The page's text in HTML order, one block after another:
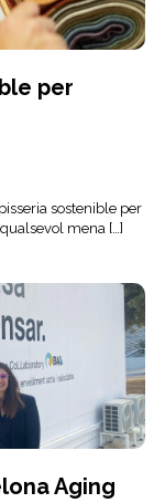
per
sostenible per
mena […]
Aging